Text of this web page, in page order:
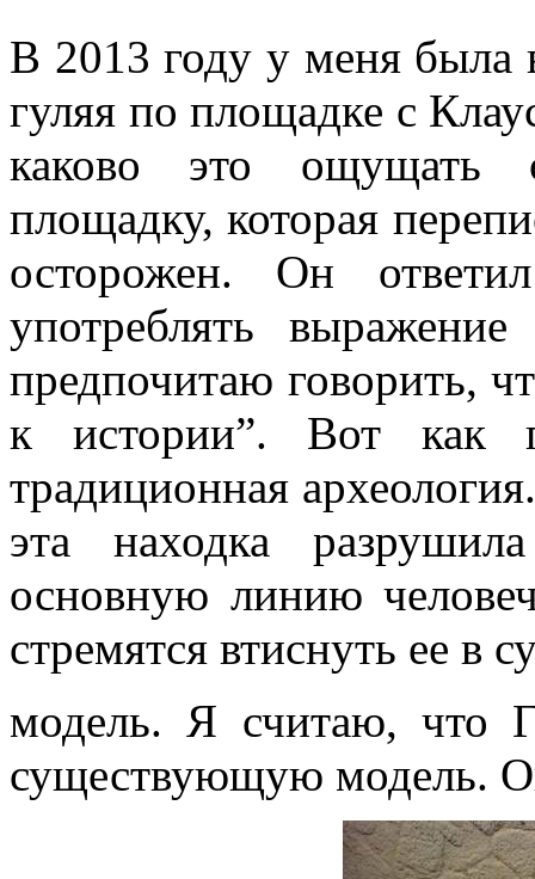
В 2013 году у меня была
гуляя по площадке с
каково это ощущать
площадку, которая
осторожен. Он
употреблять
предпочитаю говорить,
к истории”. Вот как
традиционная
эта находка
основную линию
стремятся втиснуть ее в
модель. Я считаю, что
существующую модель.